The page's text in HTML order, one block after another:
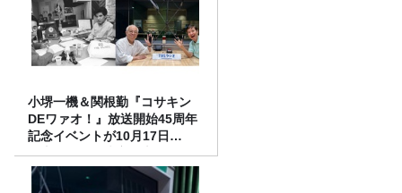
小堺一機＆関根勤『コサキン
DEワァオ！』放送開始45周年
記念イベントが10月17日
（土）に開催決定！本日より
FC先行受付スタート！